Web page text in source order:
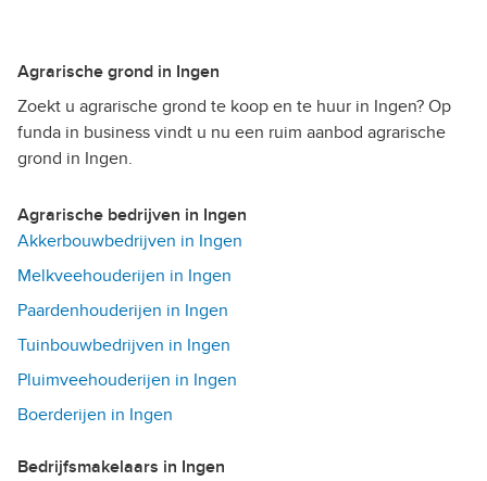
Agrarische grond in Ingen
Zoekt u agrarische grond te koop en te huur in Ingen? Op
funda in business vindt u nu een ruim aanbod agrarische
grond in Ingen.
Agrarische bedrijven in Ingen
Akkerbouwbedrijven in Ingen
Melkveehouderijen in Ingen
Paardenhouderijen in Ingen
Tuinbouwbedrijven in Ingen
Pluimveehouderijen in Ingen
Boerderijen in Ingen
Bedrijfsmakelaars in Ingen